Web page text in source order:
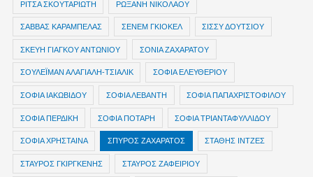
ΡΙΤΣΑ ΣΚΟΥΤΑΡΙΩΤΗ ΡΩΞΑΝΗ ΝΙΚΟΛΑΟΥ
ΣΑΒΒΑΣ ΚΑΡΑΜΠΕΛΑΣ ΣΕΝΕΜ ΓΚΙΟΚΕΛ ΣΙΣΣΥ ΔΟΥΤΣΙΟΥ
ΣΚΕΥΗ ΓΙΑΓΚΟΥ ΑΝΤΩΝΙΟΥ ΣΟΝΙΑ ΖΑΧΑΡΑΤΟΥ
ΣΟΥΛΕΪΜΑΝ ΑΛΑΓΙΑΛΗ-ΤΣΙΑΛΙΚ ΣΟΦΙΑ ΕΛΕΥΘΕΡΙΟΥ
ΣΟΦΙΑ ΙΑΚΩΒΙΔΟΥ ΣΟΦΙΑ ΛΕΒΑΝΤΗ ΣΟΦΙΑ ΠΑΠΑΧΡΙΣΤΟΦΙΛΟΥ
ΣΟΦΙΑ ΠΕΡΔΙΚΗ ΣΟΦΙΑ ΠΟΤΑΡΗ ΣΟΦΙΑ ΤΡΙΑΝΤΑΦΥΛΛΙΔΟΥ
ΣΟΦΙΑ ΧΡΗΣΤΑΙΝΑ ΣΠΥΡΟΣ ΖΑΧΑΡΑΤΟΣ ΣΤΑΘΗΣ ΙΝΤΖΕΣ
ΣΤΑΥΡΟΣ ΓΚΙΡΓΚΕΝΗΣ ΣΤΑΥΡΟΣ ΖΑΦΕΙΡΙΟΥ